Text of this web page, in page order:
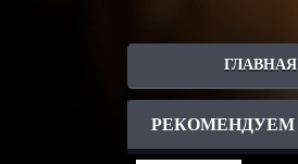
ГЛАВНАЯ
РЕКОМЕНДУЕМ